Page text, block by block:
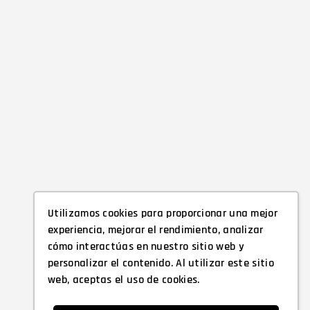
Utilizamos cookies para proporcionar una mejor
experiencia, mejorar el rendimiento, analizar
cómo interactúas en nuestro sitio web y
personalizar el contenido. Al utilizar este sitio
web, aceptas el uso de cookies.